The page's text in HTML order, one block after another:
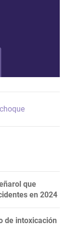
choque
que
en 2024
de intoxicación